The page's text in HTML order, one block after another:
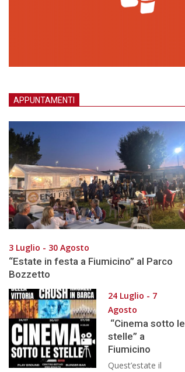
APPUNTAMENTI
3 Luglio - 30 Agosto
“Estate in festa a Fiumicino” al Parco
Bozzetto
24 Luglio - 7
Agosto
“Cinema sotto le
stelle” a
Fiumicino
Quest’estate il